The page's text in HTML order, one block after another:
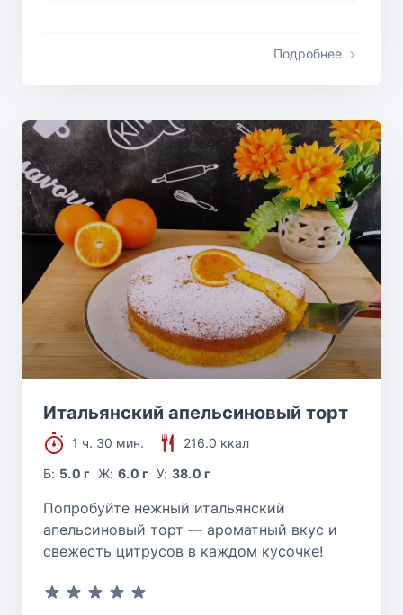
Подробнее
Итальянский апельсиновый торт
1 ч. 30 мин.
216.0 ккал
Б: 5.0 г Ж: 6.0 г У: 38.0 г
Попробуйте нежный итальянский
апельсиновый торт — ароматный вкус и
свежесть цитрусов в каждом кусочке!